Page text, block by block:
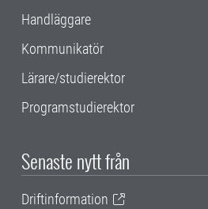
Handläggare
Kommunikatör
Lärare/studierektor
Programstudierektor
Senaste nytt från
Driftinformation